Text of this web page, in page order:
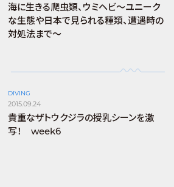
海に生きる爬虫類、ウミヘビ～ユニーク
な生態や日本で見られる種類、遭遇時の
対処法まで～
DIVING
2015.09.24
貴重なザトウクジラの授乳シーンを激
写！ week6